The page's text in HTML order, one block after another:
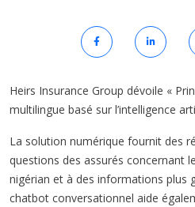
Heirs Insurance Group dévoile «
multilingue basé sur l’intelligence
La solution numérique fournit des
questions des assurés concernant
nigérian et à des informations plus
chatbot conversationnel aide